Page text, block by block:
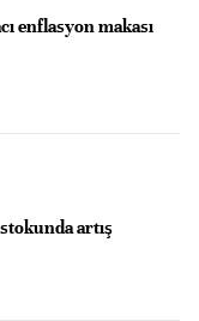
enflasyon makası
artış